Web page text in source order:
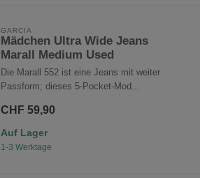
GARCIA
Mädchen Ultra Wide Jeans
Marall Medium Used
Die Marall 552 ist eine Jeans mit weiter
Passform; dieses 5-Pocket-Mod...
CHF 59,90
Auf Lager
1-3 Werktage